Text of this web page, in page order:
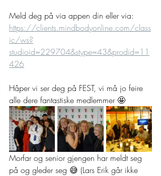
Meld deg på via appen din eller via:
https://clients.mindbodyonline.com/class
ic/ws?
studioid=229704&stype=43&prodid=11
426
Håper vi ser deg på FEST, vi må jo feire
alle dere fantastiske medlemmer 🤩
Morfar og senior gjengen har meldt seg
på og gleder seg 😅 (Lars Erik går ikke